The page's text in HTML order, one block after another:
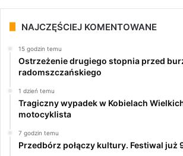
NAJCZĘŚCIEJ KOMENTOWANE
15 godzin temu
Ostrzeżenie drugiego stopnia przed
radomszczańskiego
1 dzień temu
Tragiczny wypadek w Kobielach
motocyklista
7 godzin temu
Przedbórz połączy kultury. Festiwal już